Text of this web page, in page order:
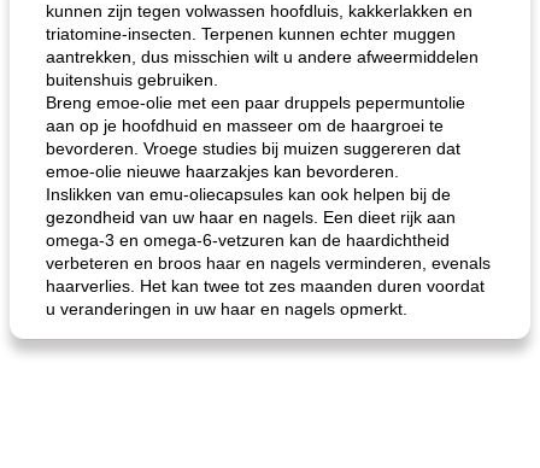
kunnen zijn tegen volwassen hoofdluis, kakkerlakken en
triatomine-insecten. Terpenen kunnen echter muggen
aantrekken, dus misschien wilt u andere afweermiddelen
buitenshuis gebruiken.
Breng emoe-olie met een paar druppels pepermuntolie
aan op je hoofdhuid en masseer om de haargroei te
bevorderen. Vroege studies bij muizen suggereren dat
emoe-olie nieuwe haarzakjes kan bevorderen.
Inslikken van emu-oliecapsules kan ook helpen bij de
gezondheid van uw haar en nagels. Een dieet rijk aan
omega-3 en omega-6-vetzuren kan de haardichtheid
verbeteren en broos haar en nagels verminderen, evenals
haarverlies. Het kan twee tot zes maanden duren voordat
u veranderingen in uw haar en nagels opmerkt.